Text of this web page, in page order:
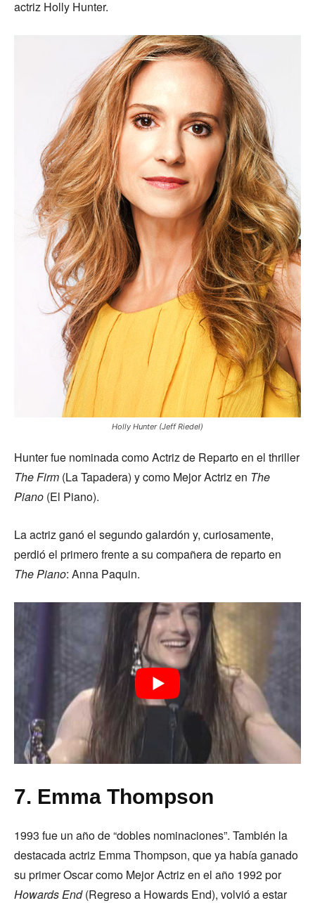
actriz Holly Hunter.
Holly Hunter (Jeff Riedel)
Hunter fue nominada como Actriz de Reparto en el thriller
The Firm (La Tapadera) y como Mejor Actriz en The
Piano (El Piano).
La actriz ganó el segundo galardón y, curiosamente,
perdió el primero frente a su compañera de reparto en
The Piano: Anna Paquin.
7. Emma Thompson
1993 fue un año de “dobles nominaciones”. También la
destacada actriz Emma Thompson, que ya había ganado
su primer Oscar como Mejor Actriz en el año 1992 por
Howards End(Regreso a Howards End), volvió a estar